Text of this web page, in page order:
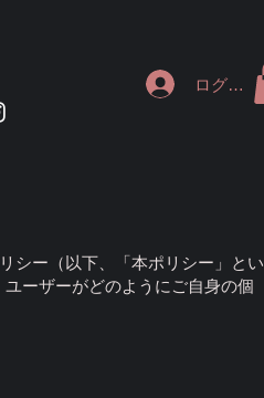
ログイン
シー（以下、「本ポリシー」とい
ーザーがどのようにご自身の個